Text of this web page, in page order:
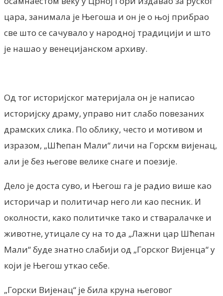
цара, занимала је Његоша и он је о њој прибрао
све што се сачувало у народној традицији и што
је нашао у венецијанском архиву.
Од тог историјског материјала он је написао
историјску драму, управо нит слабо повезаних
драмских слика. По облику, често и мотивом и
изразом, „Шћепан Мали“ личи на Горскм вијенац,
али је без његове велике снаге и поезије.
Дело је доста суво, и Његош га је радио више као
историчар и политичар него ли као песник. И
околности, како политичке тако и стваралачке и
животне, утицале су на то да „Лажни цар Шћепан
Мали“ буде знатно слабији од „Горског Вијенца“ у
који је Његош уткао себе.
„Горски Вијенац“ је била круна његовог